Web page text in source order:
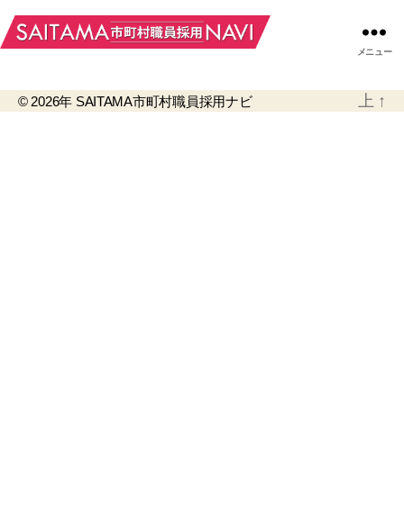
メニュー
© 2026年 SAITAMA市町村職員採用ナビ 上 ↑